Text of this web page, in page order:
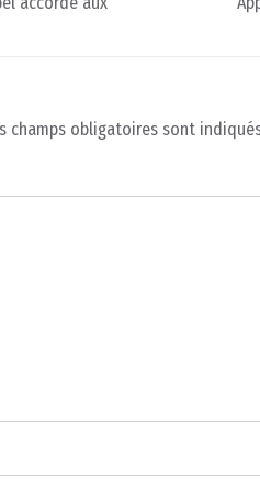
champs obligatoires sont